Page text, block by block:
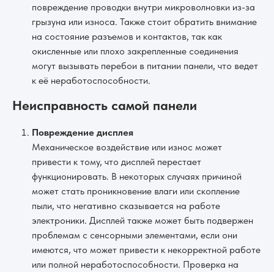
повреждение проводки внутри микроволновки из-за
грызуна или износа. Также стоит обратить внимание
на состояние разъемов и контактов, так как
окисленные или плохо закрепленные соединения
могут вызывать перебои в питании панели, что ведет
к её неработоспособности.
Неисправность самой панели
Повреждение дисплея
Механическое воздействие или износ может
привести к тому, что дисплей перестает
функционировать. В некоторых случаях причиной
может стать проникновение влаги или скопление
пыли, что негативно сказывается на работе
электроники. Дисплей также может быть подвержен
проблемам с сенсорными элементами, если они
имеются, что может привести к некорректной работе
или полной неработоспособности. Проверка на